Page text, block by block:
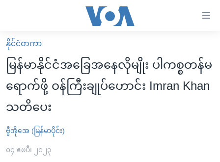
လွယ်ကူ
စေ
Link
များ
ပင်မ
မူလစာမျက်နှာ
မြန်မာ
ကမ္ဘာ့သတင်းများ
နိုင်ငံတကာ
အစ္စရေး-ပါလက်စတိုင်း
ဗွီဒီယို
အင်္ဂလိပ်စာလေ့လာမယ်
နိုင်ငံတကာ
မြန်မာနိုင်ငံအခြေအနေလိုမျိုး ပါကစ္စတန်မ
ရောက်ဖို့ ဝန်ကြီးချုပ်ဟောင်း Imran Khan
သတိပေး
ဗွီအိုအေ (မြန်မာပိုင်း)
၀၄ ဧၿပီ၊ ၂၀၂၃